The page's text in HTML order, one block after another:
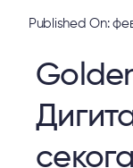
Published On: